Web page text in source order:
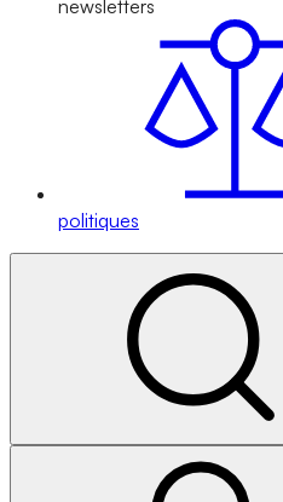
newsletters
politiques